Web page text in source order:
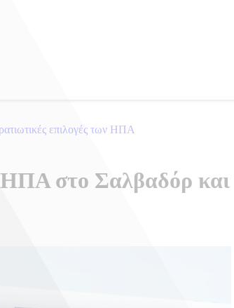
επιλογές των ΗΠΑ
στο Σαλβαδόρ και